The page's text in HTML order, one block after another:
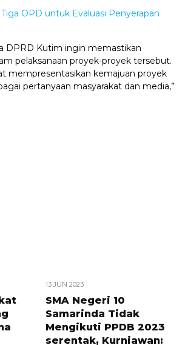
OPD untuk Evaluasi Penyerapan
DPRD Kutim ingin memastikan
pelaksanaan proyek-proyek tersebut.
mempresentasikan kemajuan proyek
pertanyaan masyarakat dan media,”
13 JUN 2023
SMA Negeri 10
Samarinda Tidak
Mengikuti PPDB 2023
serentak, Kurniawan: